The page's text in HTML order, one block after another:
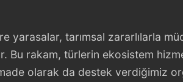
yarasalar, tarımsal zararlılarla
Bu rakam, türlerin ekosistem
olarak da destek verdiğimiz